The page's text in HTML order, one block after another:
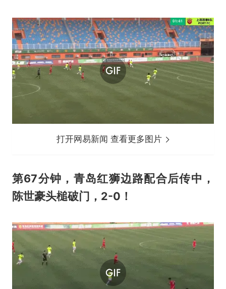
打开网易新闻 查看更多图片
第67分钟，青岛红狮边路配合后传中，
陈世豪头槌破门，2-0！